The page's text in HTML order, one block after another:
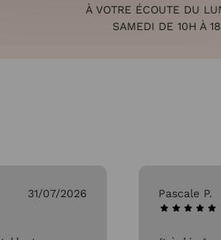
À VOTRE ÉCOUTE DU
SAMEDI DE 10H À
31/07/2026 Pascale P.